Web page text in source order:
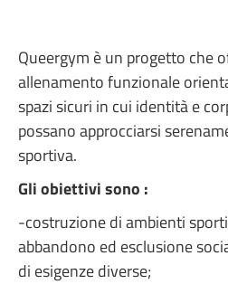
Queergym è un progetto che
allenamento funzionale
spazi sicuri in cui identità e
possano approcciarsi
sportiva.
Gli obiettivi sono :
-costruzione di ambienti
abbandono ed esclusione
di esigenze diverse;